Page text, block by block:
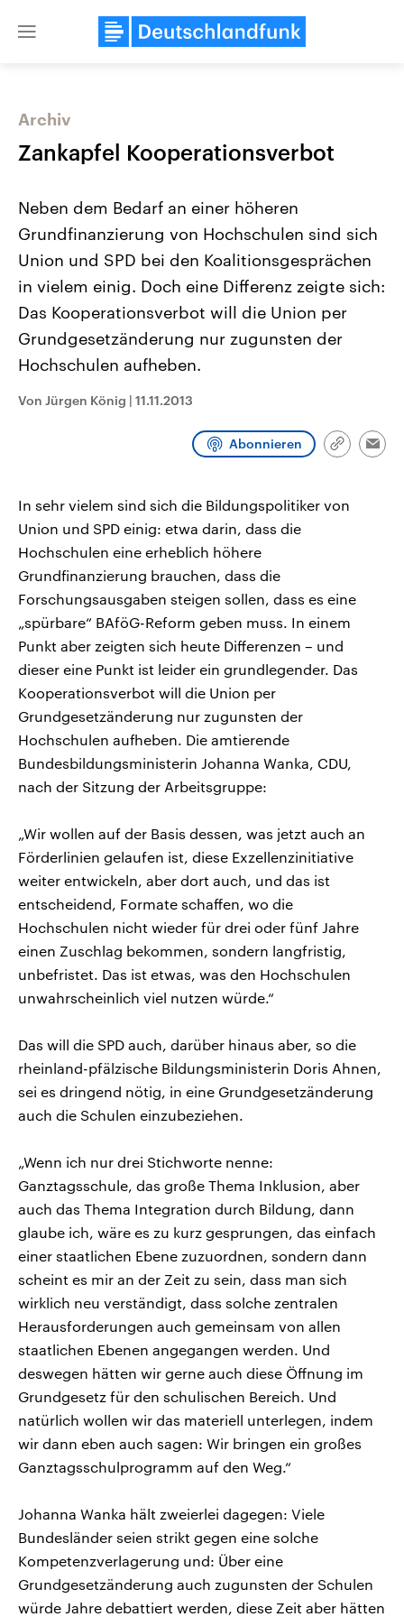
Close
Landtagswahl Sachsen-Anhalt
Alle Informationen
Sachsen-Anhalt wählt am 6.
September 2026 einen neuen
Bundesland von einer Koalition aus
Wahlprogramme, aktuelle Berichte
und Hintergründe zu den Parteien
USA
Aktuelle Beiträge,
Hintergründe
Programm Podcasts
Audio-Archiv
Archiv
Zankapfel Kooperationsverbot
Neben dem Bedarf an einer höheren
Grundfinanzierung von Hochschulen sind sich
Union und SPD bei den Koalitionsgesprächen
in vielem einig. Doch eine Differenz zeigte sich:
Das Kooperationsverbot will die Union per
Grundgesetzänderung nur zugunsten der
Hochschulen aufheben.
Von Jürgen König | 11.11.2013
Abonnieren
Link
In sehr vielem sind sich die Bildungspolitiker von
Union und SPD einig: etwa darin, dass die
Hochschulen eine erheblich höhere
Grundfinanzierung brauchen, dass die
Forschungsausgaben steigen sollen, dass es eine
„spürbare“ BAföG-Reform geben muss. In einem
Punkt aber zeigten sich heute Differenzen – und
dieser eine Punkt ist leider ein grundlegender. Das
Kooperationsverbot will die Union per
Grundgesetzänderung nur zugunsten der
Hochschulen aufheben. Die amtierende
Bundesbildungsministerin Johanna Wanka, CDU,
nach der Sitzung der Arbeitsgruppe:
„Wir wollen auf der Basis dessen, was jetzt auch an
Förderlinien gelaufen ist, diese Exzellenzinitiative
weiter entwickeln, aber dort auch, und das ist
entscheidend, Formate schaffen, wo die
Hochschulen nicht wieder für drei oder fünf Jahre
einen Zuschlag bekommen, sondern langfristig,
unbefristet. Das ist etwas, was den Hochschulen
unwahrscheinlich viel nutzen würde.“
Das will die SPD auch, darüber hinaus aber, so die
rheinland-pfälzische Bildungsministerin Doris Ahnen,
sei es dringend nötig, in eine Grundgesetzänderung
auch die Schulen einzubeziehen.
„Wenn ich nur drei Stichworte nenne:
Ganztagsschule, das große Thema Inklusion, aber
auch das Thema Integration durch Bildung, dann
glaube ich, wäre es zu kurz gesprungen, das einfach
einer staatlichen Ebene zuzuordnen, sondern dann
scheint es mir an der Zeit zu sein, dass man sich
wirklich neu verständigt, dass solche zentralen
Herausforderungen auch gemeinsam von allen
staatlichen Ebenen angegangen werden. Und
deswegen hätten wir gerne auch diese Öffnung im
Grundgesetz für den schulischen Bereich. Und
natürlich wollen wir das materiell unterlegen, indem
wir dann eben auch sagen: Wir bringen ein großes
Ganztagsschulprogramm auf den Weg.“
Johanna Wanka hält zweierlei dagegen: Viele
Bundesländer seien strikt gegen eine solche
Kompetenzverlagerung und: Über eine
Grundgesetzänderung auch zugunsten der Schulen
würde Jahre debattiert werden, diese Zeit aber hätten